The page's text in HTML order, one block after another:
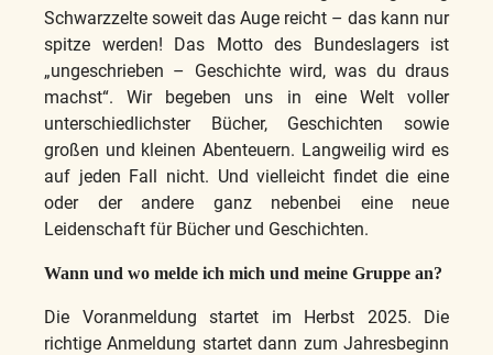
Schwarzzelte soweit das Auge reicht – das kann nur
spitze werden! Das Motto des Bundeslagers ist
„ungeschrieben – Geschichte wird, was du draus
machst“. Wir begeben uns in eine Welt voller
unterschiedlichster Bücher, Geschichten sowie
großen und kleinen Abenteuern. Langweilig wird es
auf jeden Fall nicht. Und vielleicht findet die eine
oder der andere ganz nebenbei eine neue
Leidenschaft für Bücher und Geschichten.
Wann und wo melde ich mich und meine Gruppe an?
Die Voranmeldung startet im Herbst 2025. Die
richtige Anmeldung startet dann zum Jahresbeginn